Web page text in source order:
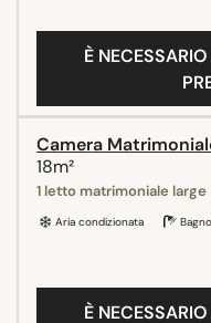
È
Camera
18m²
1 letto matrimoniale large
Aria condizionata
È